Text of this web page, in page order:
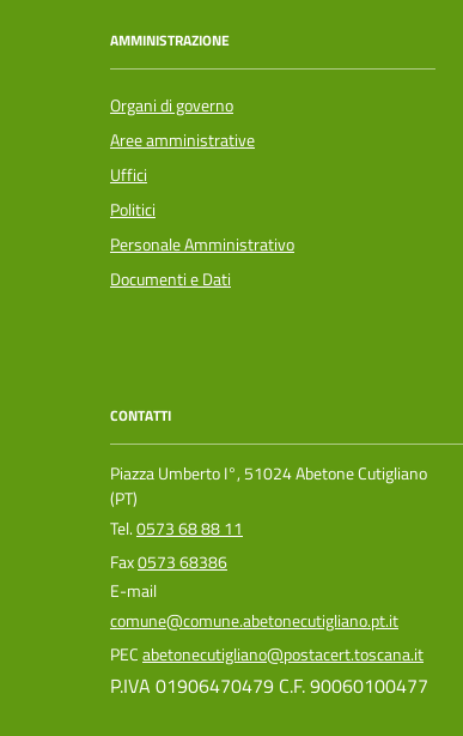
AMMINISTRAZIONE
Organi di governo
Aree amministrative
Uffici
Politici
Personale Amministrativo
Documenti e Dati
CONTATTI
Piazza Umberto I°, 51024 Abetone Cutigliano
(PT)
Tel.0573 68 88 11
Fax0573 68386
E-mail
comune@comune.abetonecutigliano.pt.it
PECabetonecutigliano@postacert.toscana.it
P.IVA 01906470479 C.F. 90060100477